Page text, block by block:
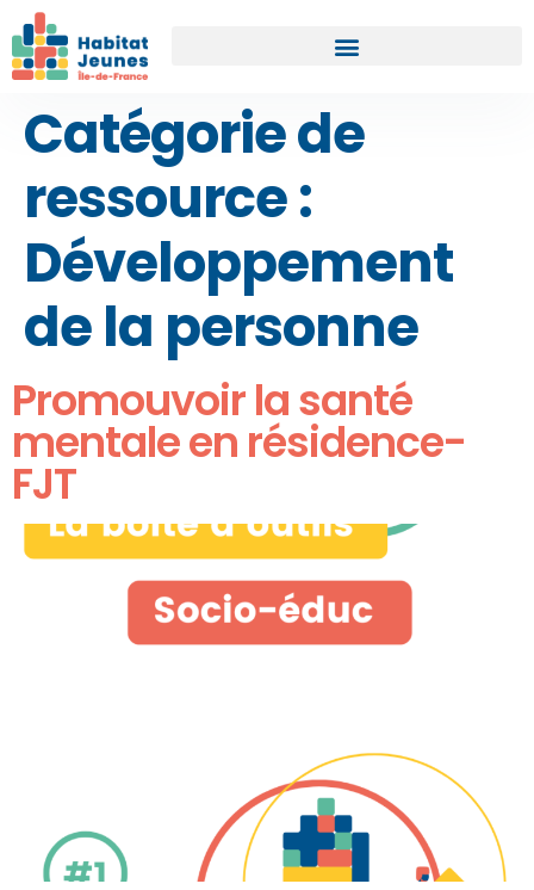
Catégorie de
ressource :
Développement
de la personne
Promouvoir la santé
mentale en résidence-
FJT